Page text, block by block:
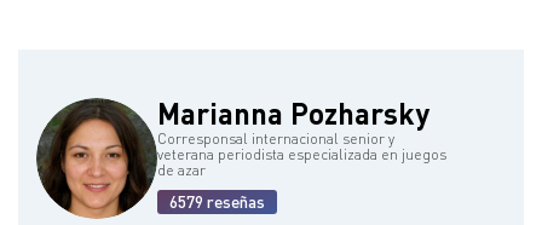
Marianna Pozharsky
Corresponsal internacional senior y
veterana periodista especializada en juegos
de azar
6579 reseñas